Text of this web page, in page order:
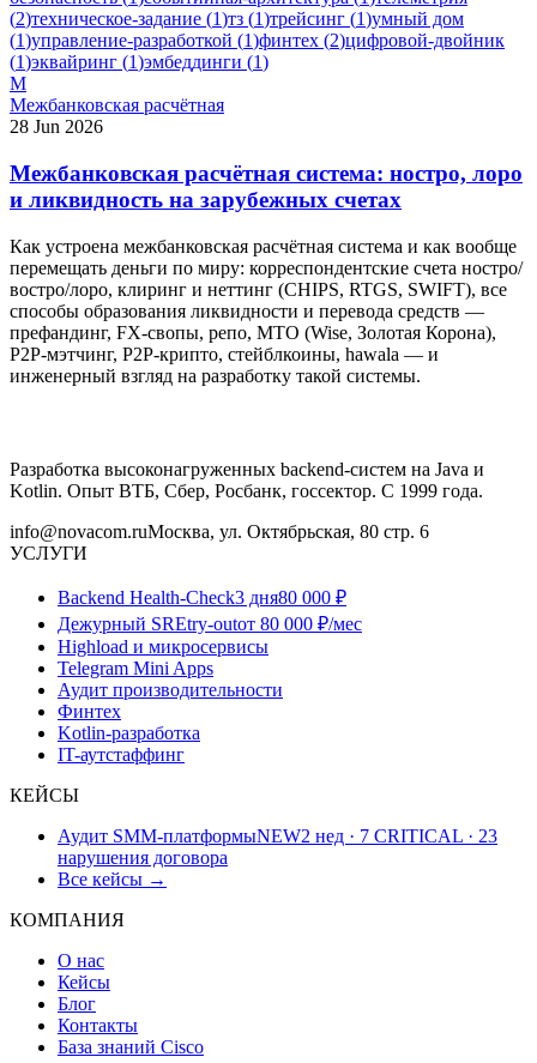
(2)техническое-задание (1)тз (1)трейсинг (1)умный дом
(1)управление-разработкой (1)финтех (2)цифровой-двойник
(1)эквайринг (1)эмбеддинги (1)
М
Межбанковская расчётная
28 Jun 2026
Межбанковская расчётная система: ностро, лоро
и ликвидность на зарубежных счетах
Как устроена межбанковская расчётная система и как вообще
перемещать деньги по миру: корреспондентские счета ностро/
востро/лоро, клиринг и неттинг (CHIPS, RTGS, SWIFT), все
способы образования ликвидности и перевода средств —
префандинг, FX-свопы, репо, MTO (Wise, Золотая Корона),
P2P-мэтчинг, P2P-крипто, стейблкоины, hawala — и
инженерный взгляд на разработку такой системы.
Разработка высоконагруженных backend-систем на Java и
Kotlin. Опыт ВТБ, Сбер, Росбанк, госсектор. С 1999 года.
info@novacom.ruМосква, ул. Октябрьская, 80 стр. 6
УСЛУГИ
Backend Health-Check3 дня80 000 ₽
Дежурный SREtry-outот 80 000 ₽/мес
Highload и микросервисы
Telegram Mini Apps
Аудит производительности
Финтех
Kotlin-разработка
IT-аутстаффинг
КЕЙСЫ
Аудит SMM-платформыNEW2 нед · 7 CRITICAL · 23
нарушения договора
Все кейсы →
КОМПАНИЯ
О нас
Кейсы
Блог
Контакты
База знаний Cisco